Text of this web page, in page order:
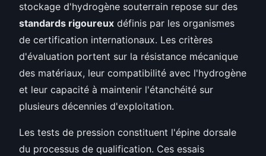
stockage d'hydrogène souterrain repose sur des
standards rigoureux définis par les organismes
de certification internationaux. Les critères
d'évaluation portent sur la résistance mécanique
des matériaux, leur compatibilité avec l'hydrogène
et leur capacité à maintenir l'étanchéité sur
plusieurs décennies d'exploitation.
Les tests de pression constituent l'épine dorsale
du processus de qualification. Ces essais